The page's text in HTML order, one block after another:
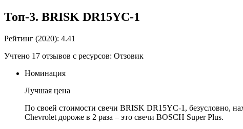
Топ-3. BRISK DR15YC-1
Рейтинг (2020): 4.41
Учтено 17 отзывов с ресурсов: Отзовик
Номинация
Лучшая цена
По своей стоимости свечи BRISK DR15YC-1, безусловно,
Chevrolet дороже в 2 раза – это свечи BOSCH Super Plus.